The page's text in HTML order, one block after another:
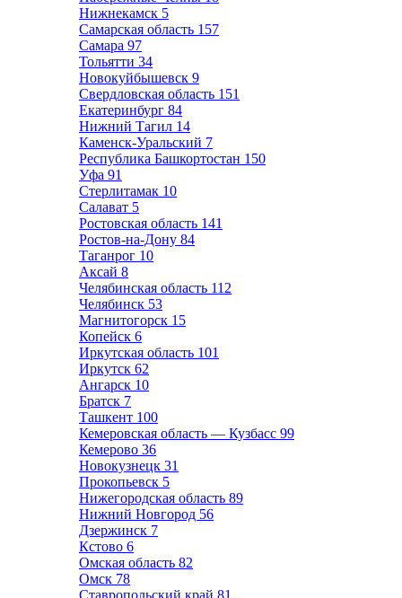
Нижнекамск 5
Самарская область 157
Самара 97
Тольятти 34
Новокуйбышевск 9
Свердловская область 151
Екатеринбург 84
Нижний Тагил 14
Каменск-Уральский 7
Республика Башкортостан 150
Уфа 91
Стерлитамак 10
Салават 5
Ростовская область 141
Ростов-на-Дону 84
Таганрог 10
Аксай 8
Челябинская область 112
Челябинск 53
Магнитогорск 15
Копейск 6
Иркутская область 101
Иркутск 62
Ангарск 10
Братск 7
Ташкент 100
Кемеровская область — Кузбасс 99
Кемерово 36
Новокузнецк 31
Прокопьевск 5
Нижегородская область 89
Нижний Новгород 56
Дзержинск 7
Кстово 6
Омская область 82
Омск 78
Ставропольский край 81